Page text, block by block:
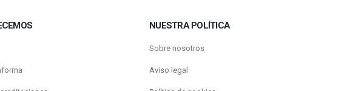
NUESTRA POLÍTICA
Sobre nosotros
Aviso legal